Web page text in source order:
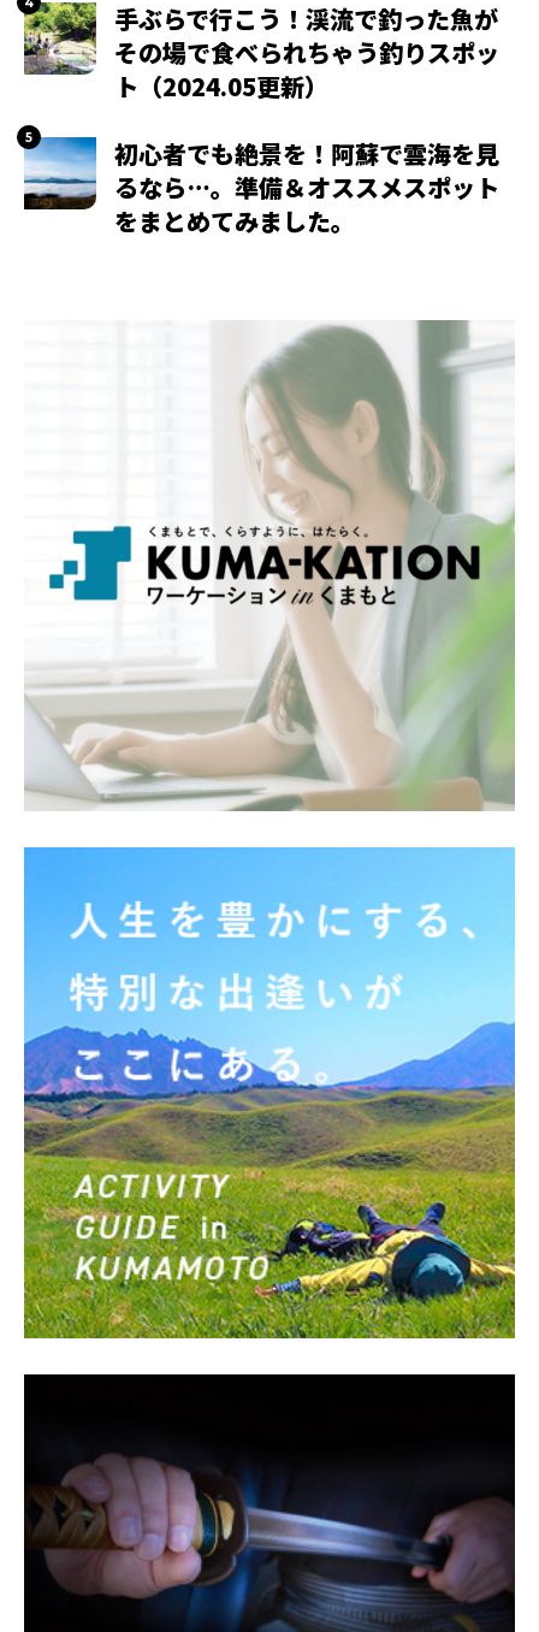
手ぶらで行こう！渓流で釣った魚が
その場で食べられちゃう釣りスポッ
ト（2024.05更新）
初心者でも絶景を！阿蘇で雲海を見
るなら…。準備＆オススメスポット
をまとめてみました。